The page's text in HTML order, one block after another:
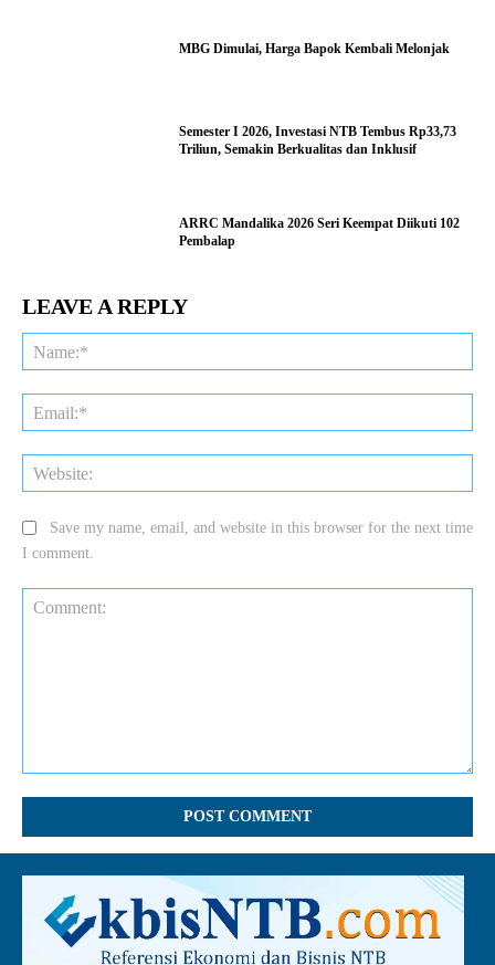
MBG Dimulai, Harga Bapok Kembali Melonjak
Semester I 2026, Investasi NTB Tembus Rp33,73
Triliun, Semakin Berkualitas dan Inklusif
ARRC Mandalika 2026 Seri Keempat Diikuti 102
Pembalap
LEAVE A REPLY
Save my name, email, and website in this browser for the next time
I comment.